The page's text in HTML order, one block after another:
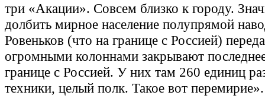
три «Акации». Совсем близко к городу.
долбить мирное население полупрямой
Ровеньков (что на границе с Россией)
огромными колоннами закрывают
границе с Россией. У них там 260 единиц
техники, целый полк. Такое вот перемирие».